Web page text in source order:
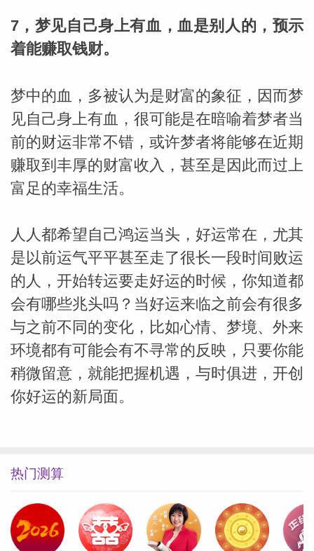
7，梦见自己身上有血，血是别人的，预示
着能赚取钱财。
梦中的血，多被认为是财富的象征，因而梦
见自己身上有血，很可能是在暗喻着梦者当
前的财运非常不错，或许梦者将能够在近期
赚取到丰厚的财富收入，甚至是因此而过上
富足的幸福生活。
人人都希望自己鸿运当头，好运常在，尤其
是以前运气平平甚至走了很长一段时间败运
的人，开始转运要走好运的时候，你知道都
会有哪些兆头吗？当好运来临之前会有很多
与之前不同的变化，比如心情、梦境、外来
环境都有可能会有不寻常的反映，只要你能
稍微留意，就能把握机遇，与时俱进，开创
你好运的新局面。
热门测算